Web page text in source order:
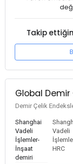
Takip
Global Demir
Demir Çelik
Shanghai
Vadeli
İşlemler-
İnşaat
demiri
Vadeli
HRC